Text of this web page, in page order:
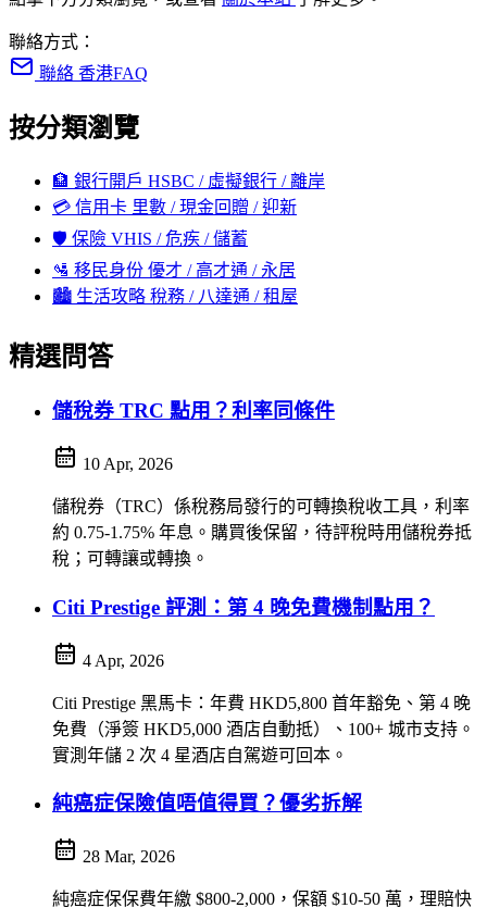
聯絡方式：
聯絡 香港FAQ
按分類瀏覽
🏦 銀行開戶 HSBC / 虛擬銀行 / 離岸
💳 信用卡 里數 / 現金回贈 / 迎新
🛡️ 保險 VHIS / 危疾 / 儲蓄
🛂 移民身份 優才 / 高才通 / 永居
🏙️ 生活攻略 稅務 / 八達通 / 租屋
精選問答
儲稅券 TRC 點用？利率同條件
10 Apr, 2026
儲稅券（TRC）係稅務局發行的可轉換稅收工具，利率
約 0.75-1.75% 年息。購買後保留，待評稅時用儲稅券抵
稅；可轉讓或轉換。
Citi Prestige 評測：第 4 晚免費機制點用？
4 Apr, 2026
Citi Prestige 黑馬卡：年費 HKD5,800 首年豁免、第 4 晚
免費（淨簽 HKD5,000 酒店自動抵）、100+ 城市支持。
實測年儲 2 次 4 星酒店自駕遊可回本。
純癌症保險值唔值得買？優劣拆解
28 Mar, 2026
純癌症保保費年繳 $800-2,000，保額 $10-50 萬，理賠快